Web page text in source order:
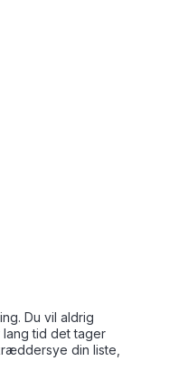
Du vil aldrig
tid det tager
din liste,